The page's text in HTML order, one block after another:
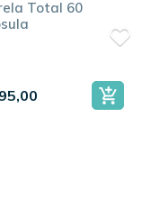
Total 60